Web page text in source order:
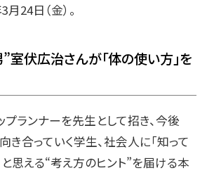
24日（金）。
室伏広治さんが「体の使い方」を
ランナーを先生として招き、今後
合っていく学生、社会人に「知って
思える“考え方のヒント”を届ける本